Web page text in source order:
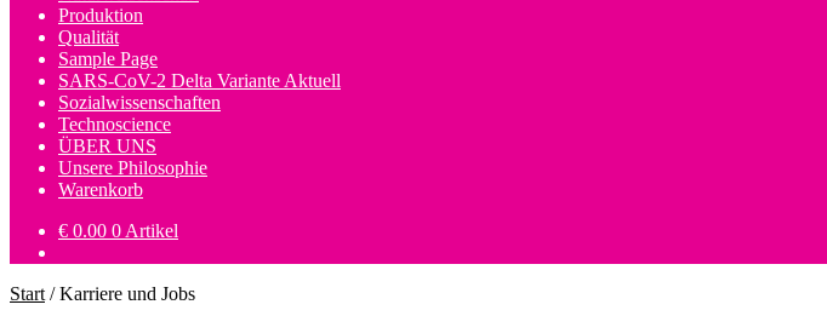
Produktion
Qualität
Sample Page
SARS-CoV-2 Delta Variante Aktuell
Sozialwissenschaften
Technoscience
ÜBER UNS
Unsere Philosophie
Warenkorb
€ 0.00 0 Artikel
Start /Karriere und Jobs